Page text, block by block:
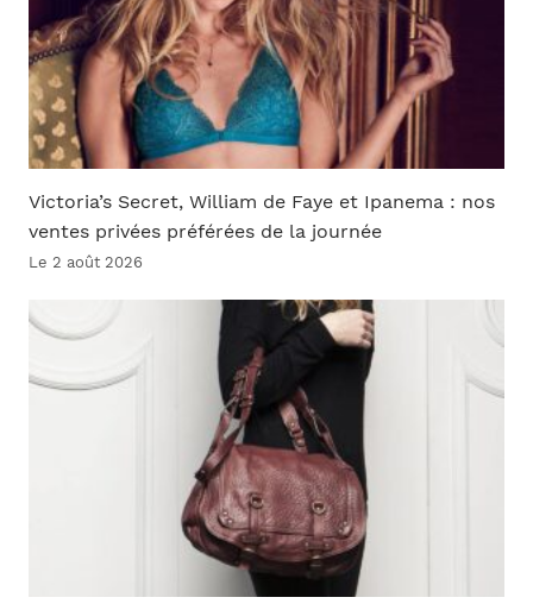
Victoria’s Secret, William de Faye et Ipanema : nos
ventes privées préférées de la journée
Le 2 août 2026